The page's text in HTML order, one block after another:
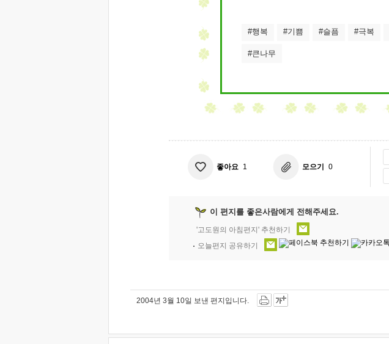
#행복 #기쁨 #슬픔 #극복
#큰나무
좋아요 1 모으기 0
이 편지를 좋은사람에게 전해주세요.
'고도원의 아침편지' 추천하기
오늘편지 공유하기
2004년 3월 10일 보낸 편지입니다.